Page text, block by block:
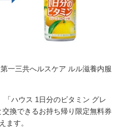
一三共へルスケア ルル滋養内服
「ハウス 1日分のビタミン グレ
交換できる お持ち帰り限定無料券
ます。